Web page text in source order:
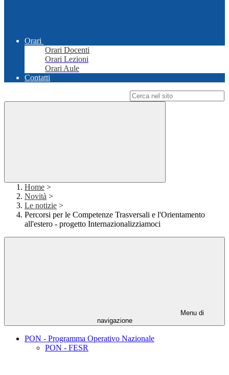
Orari
Orari Docenti
Orari Lezioni
Orari Aule
Contatti
Home >
Novità >
Le notizie >
Percorsi per le Competenze Trasversali e l'Orientamento
all'estero - progetto Internazionalizziamoci
Menu di
navigazione
PON - Programma Operativo Nazionale
PON - FESR